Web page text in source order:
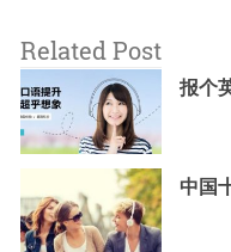
Related Post
报个
中国